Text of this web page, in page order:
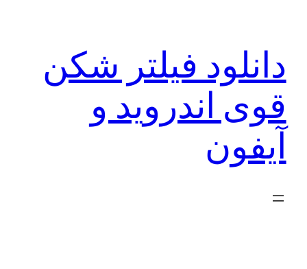
دانلود فیلتر شکن
قوی اندروید و
آیفون